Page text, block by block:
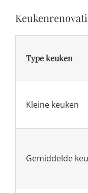
Type keuken
Kleine keuken
Gemiddelde